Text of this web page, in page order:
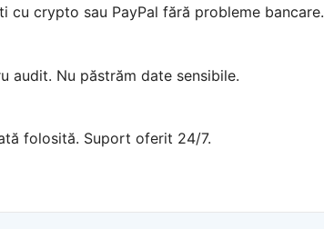
crypto sau PayPal fără probleme bancare.
audit. Nu păstrăm date sensibile.
folosită. Suport oferit 24/7.